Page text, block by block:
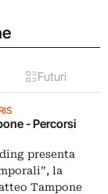
Futuri
- Percorsi
presenta
la
Tampone